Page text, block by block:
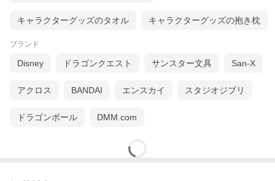
キャラクターグッズのタオル キャラクターグッズの抱き枕
ブランド
Disney ドラゴンクエスト サンスター文具 San-X
アクロス BANDAI エンスカイ スタジオジブリ
ドラゴンボール DMM.com